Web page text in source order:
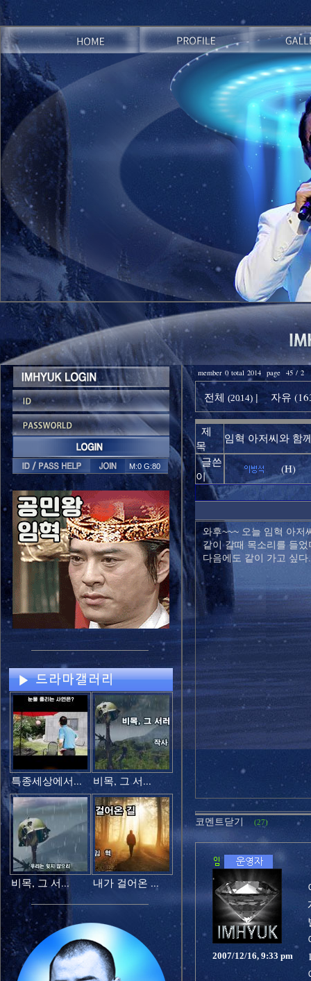
M:0 G:80
특종세상에서... 비목, 그 서...
비목, 그 서... 내가 걸어온 ...
member 0 total 2014 page 45 / 2
전체 (2014) | 자유
제
목
임혁 아저씨와 함
글쓴
이
(H)
와후~~~ 오늘 임혁 아저
같이 갈때 목소리를 들
다음에도 같이 가고 싶
코멘트닫기 (27)
2007/12/16, 9:33 pm